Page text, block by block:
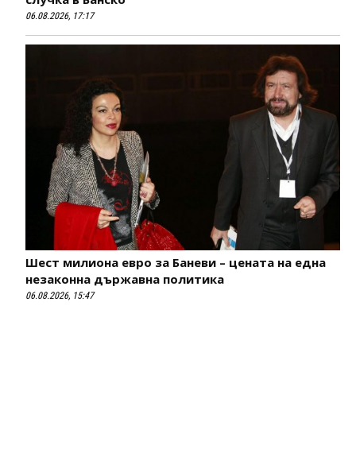
06.08.2026, 17:17
Шест милиона евро за Баневи – цената на една
незаконна държавна политика
06.08.2026, 15:47